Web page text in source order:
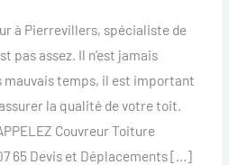
à Pierrevillers, spécialiste de
pas assez. Il n’est jamais
temps, il est important
la qualité de votre toit.
Couvreur Toiture
65 Devis et Déplacements […]